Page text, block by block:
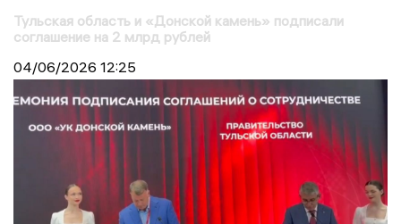
Тульская область и «Донской камень» подписали
соглашение на 2 млрд рублей
04/06/2026 12:25